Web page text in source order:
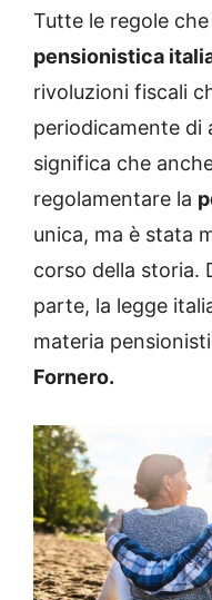
Tutte le regole
pensionistica
rivoluzioni fiscali
periodicamente di
significa che
regolamentare la
unica, ma è stata
corso della storia.
parte, la legge
materia
Fornero.